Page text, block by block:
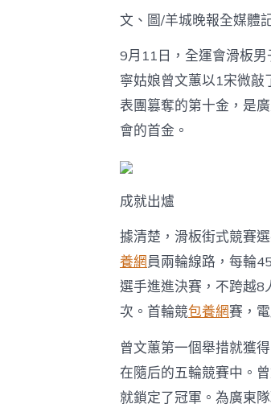
文、圖/羊城晚報全媒體
9月11日，全運會滑板男
寧姑娘曾文蕙以1宋微
表團篡奪的第十金，是
會的首金。
成就出爐
據清楚，滑板街式競賽
養網員兩輪線路，每輪
選手進進決賽，不跨越8
次。首輪競包養網賽，
曾文蕙第一個舉措就獲
在隨后的五輪競賽中。
就鎖定了冠軍。為廣東